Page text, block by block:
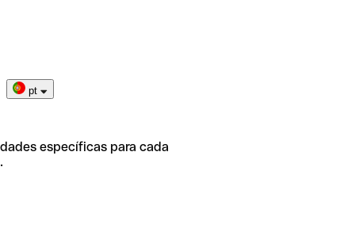
pt
específicas para cada